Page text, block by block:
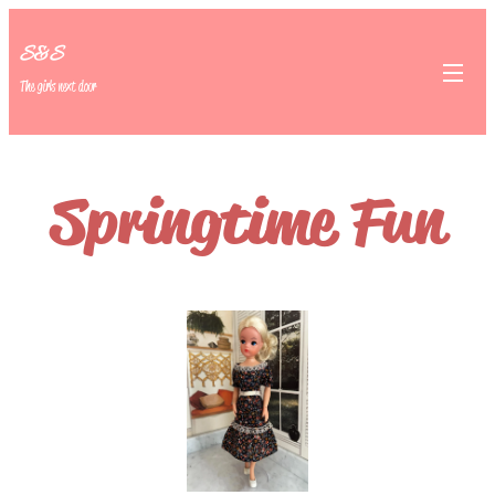
S&S
The girls next door
Springtime Fun